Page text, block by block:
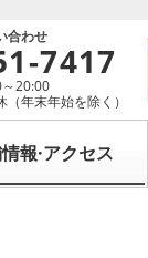
合わせ
7417
20:00
年末年始を除く）
報·アクセス